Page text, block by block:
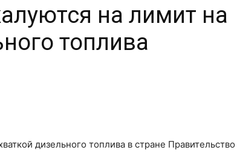
на лимит на
топлива
дизельного топлива в стране Правительство